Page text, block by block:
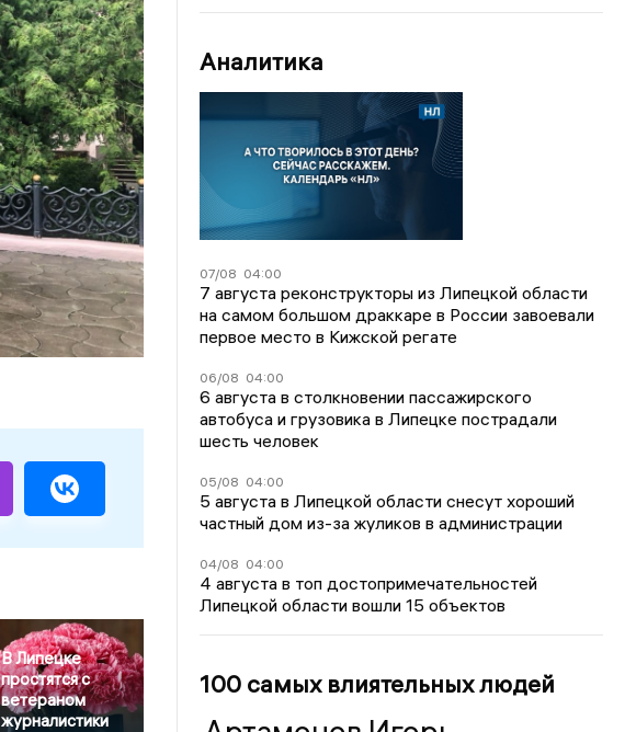
В Липецке
простятся с
ветераном
журналистики
Аналитика
07/08 04:00
7 августа реконструкторы из Липецкой области
на самом большом драккаре в России завоевали
первое место в Кижской регате
06/08 04:00
6 августа в столкновении пассажирского
автобуса и грузовика в Липецке пострадали
шесть человек
05/08 04:00
5 августа в Липецкой области снесут хороший
частный дом из-за жуликов в администрации
04/08 04:00
4 августа в топ достопримечательностей
Липецкой области вошли 15 объектов
100 самых влиятельных людей